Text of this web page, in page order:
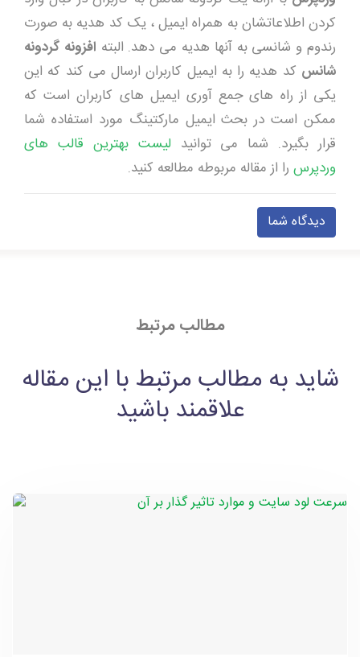
کردن اطلاعاتشان به همراه ایمیل ، یک کد هدیه به صورت
رندوم و شانسی به آنها هدیه می دهد. البته افزونه گردونه
شانس کد هدیه را به ایمیل کاربران ارسال می کند که این
یکی از راه های جمع آوری ایمیل های کاربران است که
ممکن است در بحث ایمیل مارکتینگ مورد استفاده شما
قرار بگیرد. شما می توانیدلیست بهترین قالب های
وردپرس را از مقاله مربوطه مطالعه کنید.
دیدگاه شما
مطالب مرتبط
شاید به مطالب مرتبط با این مقاله
علاقمند باشید